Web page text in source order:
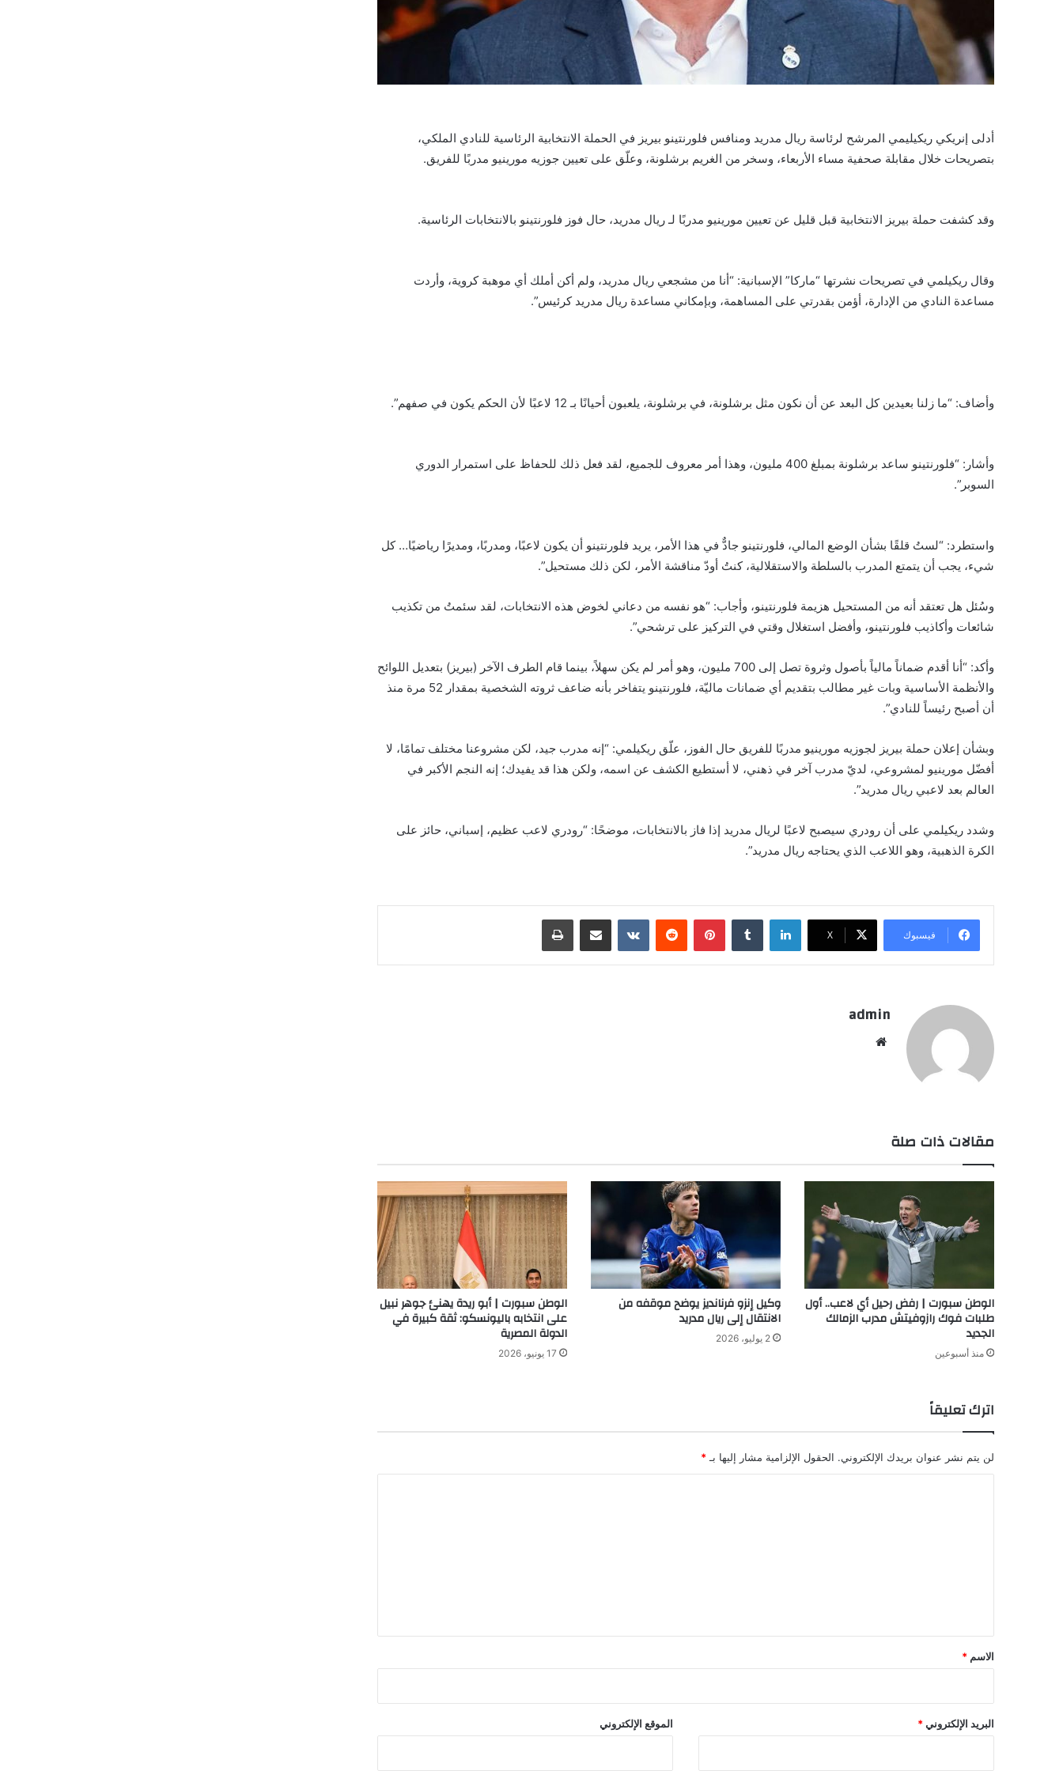
أدلى إنريكي ريكيليمي المرشح لرئاسة ريال مدريد ومنافس فلورنتينو بيريز في الحملة الانتخابية الرئاسية للنادي الملكي،
بتصريحات خلال مقابلة صحفية مساء الأربعاء، وسخر من الغريم برشلونة، وعلّق على تعيين جوزيه مورينيو مدربًا للفريق.
وقد كشفت حملة بيريز الانتخابية قبل قليل عن تعيين مورينيو مدربًا لـ ريال مدريد، حال فوز فلورنتينو بالانتخابات الرئاسية.
وقال ريكيلمي في تصريحات نشرتها “ماركا” الإسبانية: “أنا من مشجعي ريال مدريد، ولم أكن أملك أي موهبة كروية، وأردت
مساعدة النادي من الإدارة، أؤمن بقدرتي على المساهمة، وبإمكاني مساعدة ريال مدريد كرئيس”.
وأضاف: “ما زلنا بعيدين كل البعد عن أن نكون مثل برشلونة، في برشلونة، يلعبون أحيانًا بـ 12 لاعبًا لأن الحكم يكون في صفهم”.
وأشار: “فلورنتينو ساعد برشلونة بمبلغ 400 مليون، وهذا أمر معروف للجميع، لقد فعل ذلك للحفاظ على استمرار الدوري
السوبر”.
واستطرد: “لستُ قلقًا بشأن الوضع المالي، فلورنتينو جادٌّ في هذا الأمر، يريد فلورنتينو أن يكون لاعبًا، ومدربًا، ومديرًا رياضيًا… كل
شيء، يجب أن يتمتع المدرب بالسلطة والاستقلالية، كنتُ أودّ مناقشة الأمر، لكن ذلك مستحيل”.
وسُئل هل تعتقد أنه من المستحيل هزيمة فلورنتينو، وأجاب: “هو نفسه من دعاني لخوض هذه الانتخابات، لقد سئمتُ من تكذيب
شائعات وأكاذيب فلورنتينو، وأفضل استغلال وقتي في التركيز على ترشحي”.
وأكد: “أنا أقدم ضماناً مالياً بأصول وثروة تصل إلى 700 مليون، وهو أمر لم يكن سهلاً، بينما قام الطرف الآخر (بيريز) بتعديل اللوائح
والأنظمة الأساسية وبات غير مطالب بتقديم أي ضمانات ماليّة، فلورنتينو يتفاخر بأنه ضاعف ثروته الشخصية بمقدار 52 مرة منذ
أن أصبح رئيساً للنادي”.
وبشأن إعلان حملة بيريز لجوزيه مورينيو مدربًا للفريق حال الفوز، علّق ريكيلمي: “إنه مدرب جيد، لكن مشروعنا مختلف تمامًا، لا
أفضّل مورينيو لمشروعي، لديّ مدرب آخر في ذهني، لا أستطيع الكشف عن اسمه، ولكن هذا قد يفيدك؛ إنه النجم الأكبر في
العالم بعد لاعبي ريال مدريد”.
وشدد ريكيلمي على أن رودري سيصبح لاعبًا لريال مدريد إذا فاز بالانتخابات، موضحًا: “رودري لاعب عظيم، إسباني، حائز على
الكرة الذهبية، وهو اللاعب الذي يحتاجه ريال مدريد”.
فيسبوك X
لينكدإن بينتيريست مشاركة عبر البريد طباعة
admin
مقالات ذات صلة
الوطن سبورت | رفض رحيل أي لاعب.. أول
طلبات فوك رازوفيتش مدرب الزمالك
الجديد
منذ أسبوعين
وكيل إنزو فرنانديز يوضح موقفه من
الانتقال إلى ريال مدريد
2 يوليو، 2026
الوطن سبورت | أبو ريدة يهنئ جوهر نبيل
على انتخابه باليونسكو: ثقة كبيرة في
الدولة المصرية
17 يونيو، 2026
اترك تعليقاً
لن يتم نشر عنوان بريدك الإلكتروني. الحقول الإلزامية مشار إليها بـ *
*
الاسم *
البريد الإلكتروني * الموقع الإلكتروني